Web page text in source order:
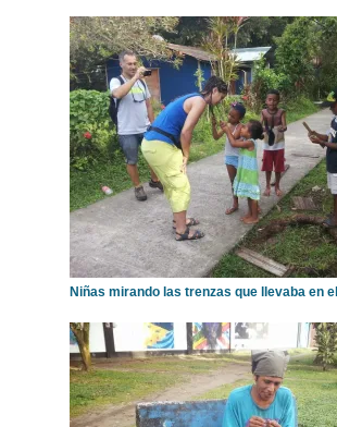
Niñas mirando las trenzas que llevaba en